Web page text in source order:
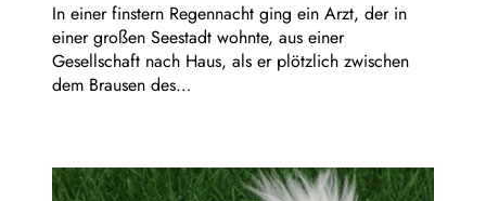
In einer finstern Regennacht ging ein Arzt, der in
einer großen Seestadt wohnte, aus einer
Gesellschaft nach Haus, als er plötzlich zwischen
dem Brausen des…